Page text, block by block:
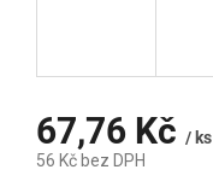
67,76 Kč / ks
56 Kč bez DPH